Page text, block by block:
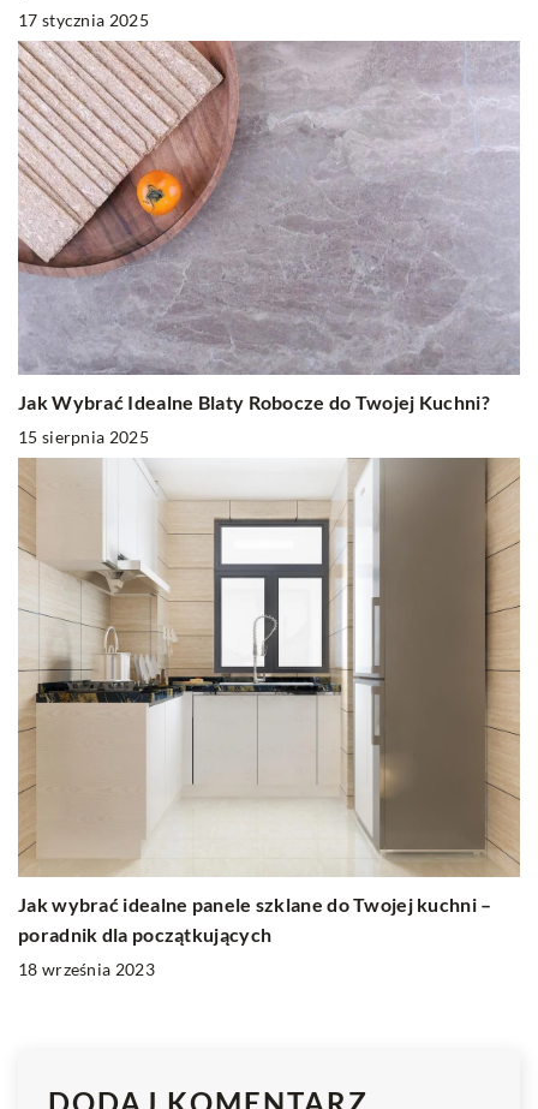
17 stycznia 2025
Jak Wybrać Idealne Blaty Robocze do Twojej Kuchni?
15 sierpnia 2025
Jak wybrać idealne panele szklane do Twojej kuchni –
poradnik dla początkujących
18 września 2023